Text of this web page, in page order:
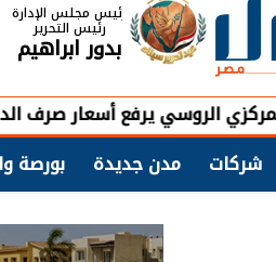
رئيس مجلس الإدارة
رئيس التحرير
بدور ابراهيم
يرفع أسعار صرف الدولار واليورو
شركات مدن جديدة بورصة